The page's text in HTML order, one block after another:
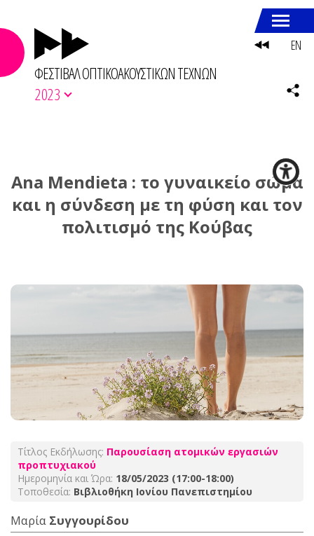
ΦΕΣΤΙΒΑΛ ΟΠΤΙΚΟΑΚΟΥΣΤΙΚΩΝ ΤΕΧΝΩΝ
2023
Ana Mendieta : το γυναικείο σώμα
και η σύνδεση με τη φύση και τον
πολιτισμό της Κούβας
Τίτλος Εκδήλωσης: Παρουσίαση ατομικών εργασιών
προπτυχιακού
Ημερομηνία και Ώρα: 18/05/2023 (17:00-18:00)
Τοποθεσία: Βιβλιοθήκη Ιονίου Πανεπιστημίου
Μαρία Συγγουρίδου
EN